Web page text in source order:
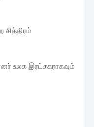
சித்திரம்
உலக இரட்சகராகவும்